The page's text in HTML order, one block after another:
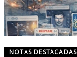
NOTAS DESTACADAS